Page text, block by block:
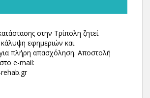
στην Τρίπολη ζητεί
κάλυψη εφημεριών και
πλήρη απασχόληση. Αποστολή
e-mail: